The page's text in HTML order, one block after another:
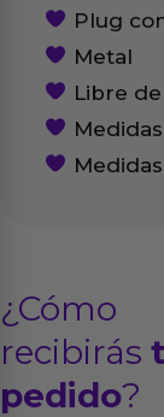
Plug
Metal
Libre
¿Cómo
recibirás
pedido?